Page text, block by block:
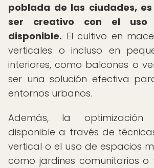
poblada de las ciudades,
ser creativo con el uso
disponible. El cultivo en
verticales o incluso en
interiores, como balcones o
ser una solución efectiva
entornos urbanos.
Además, la
disponible a través de
vertical o el uso de espacios
como jardines comunitarios o